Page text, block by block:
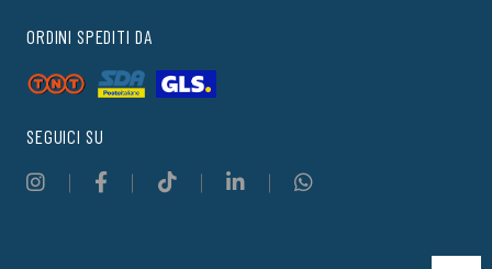
ORDINI SPEDITI DA
SEGUICI SU